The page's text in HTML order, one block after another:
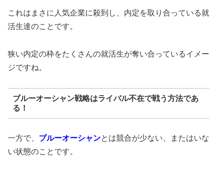
これはまさに人気企業に殺到し、内定を取り合っている就
活生達のことです。
狭い内定の枠をたくさんの就活生が奪い合っているイメー
ジですね。
ブルーオーシャン戦略はライバル不在で戦う方法であ
る！
一方で、 ブルーオーシャンとは競合が少ない、またはいな
い状態のことです。